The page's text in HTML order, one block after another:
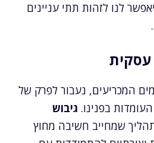
לנו לזהות תתי עניינים
עסקית
המכריעים, נעבור לפרק של
בפנינו. גיבוש
שמחייב חשיבה מחוץ